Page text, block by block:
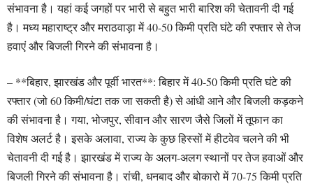
संभावना है। यहां कई जगहों पर भारी से बहुत भारी बारिश की चेतावनी दी गई
है। मध्य महाराष्ट्र और मराठवाड़ा में 40-50 किमी प्रति घंटे की रफ्तार से तेज
हवाएं और बिजली गिरने की संभावना है।
– **बिहार, झारखंड और पूर्वी भारत**: बिहार में 40-50 किमी प्रति घंटे की
रफ्तार (जो 60 किमी/घंटा तक जा सकती है) से आंधी आने और बिजली कड़कने
की संभावना है। गया, भोजपुर, सीवान और सारण जैसे जिलों में तूफान का
विशेष अलर्ट है। इसके अलावा, राज्य के कुछ हिस्सों में हीटवेव चलने की भी
चेतावनी दी गई है। झारखंड में राज्य के अलग-अलग स्थानों पर तेज हवाओं और
बिजली गिरने की संभावना है। रांची, धनबाद और बोकारो में 70-75 किमी प्रति